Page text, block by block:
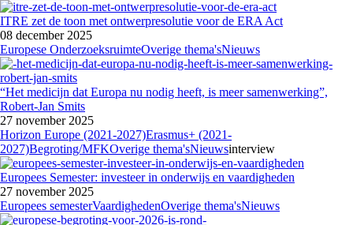
ITRE zet de toon met ontwerpresolutie voor de ERA Act
08 december 2025
Europese OnderzoeksruimteOverige thema'sNieuws
“Het medicijn dat Europa nu nodig heeft, is meer samenwerking”,
Robert-Jan Smits
27 november 2025
Horizon Europe (2021-2027)Erasmus+ (2021-
2027)Begroting/MFKOverige thema'sNieuwsinterview
Europees Semester: investeer in onderwijs en vaardigheden
27 november 2025
Europees semesterVaardighedenOverige thema'sNieuws